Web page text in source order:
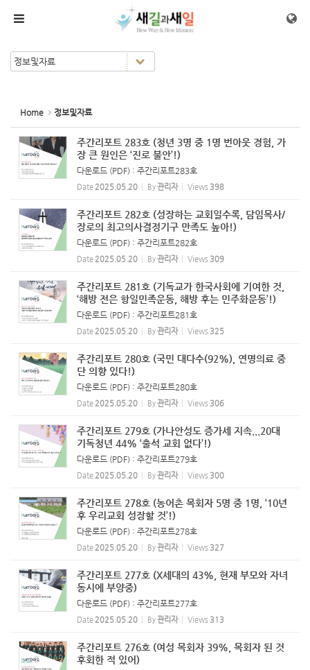
Home 정보및자료
주간리포트 283호 (청년 3명 중 1명 번아웃 경험, 가
장 큰 원인은 ‘진로 불안’!)
다운로드 (PDF) : 주간리포트283호
Date 2025.05.20 By관리자 Views 398
주간리포트 282호 (성장하는 교회일수록, 담임목사/
장로의 최고의사결정기구 만족도 높아!)
다운로드 (PDF) : 주간리포트282호
Date 2025.05.20 By관리자 Views 309
주간리포트 281호 (기독교가 한국사회에 기여한 것,
‘해방 전은 항일민족운동, 해방 후는 민주화운동’!)
다운로드 (PDF) : 주간리포트281호
Date 2025.05.20 By관리자 Views 325
주간리포트 280호 (국민 대다수(92%), 연명의료 중
단 의향 있다!)
다운로드 (PDF) : 주간리포트280호
Date 2025.05.20 By관리자 Views 306
주간리포트 279호 (가나안성도 증가세 지속...20대
기독청년 44% ‘출석 교회 없다’!)
다운로드 (PDF) : 주간리포트279호
Date 2025.05.20 By관리자 Views 300
주간리포트 278호 (농어촌 목회자 5명 중 1명, ‘10년
후 우리교회 성장할 것’!)
다운로드 (PDF) : 주간리포트278호
Date 2025.05.20 By관리자 Views 327
주간리포트 277호 (X세대의 43%, 현재 부모와 자녀
동시에 부양중)
다운로드 (PDF) : 주간리포트277호
Date 2025.05.20 By관리자 Views 313
주간리포트 276호 (여성 목회자 39%, 목회자 된 것
후회한 적 있어)